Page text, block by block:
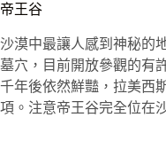
帝王谷
沙漠中最讓人感到神秘的
墓穴，目前開放參觀的有
千年後依然鮮豔，拉美西
項。注意帝王谷完全位在